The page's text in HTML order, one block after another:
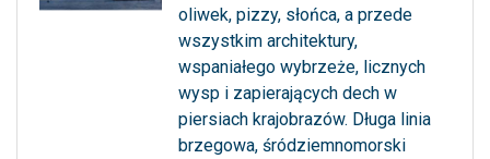
oliwek, pizzy, słońca, a przede
wszystkim architektury,
wspaniałego wybrzeże, licznych
wysp i zapierających dech w
piersiach krajobrazów. Długa linia
brzegowa, śródziemnomorski